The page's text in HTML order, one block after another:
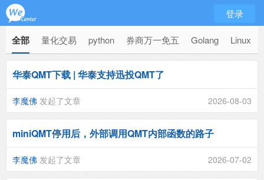
登录
全部 量化交易 python 券商万一免五 Golang Linux
华泰QMT下载 | 华泰支持迅投QMT了
李魔佛 发起了文章 2026-08-03
miniQMT停用后，外部调用QMT内部函数的路子
李魔佛 发起了文章 2026-07-02